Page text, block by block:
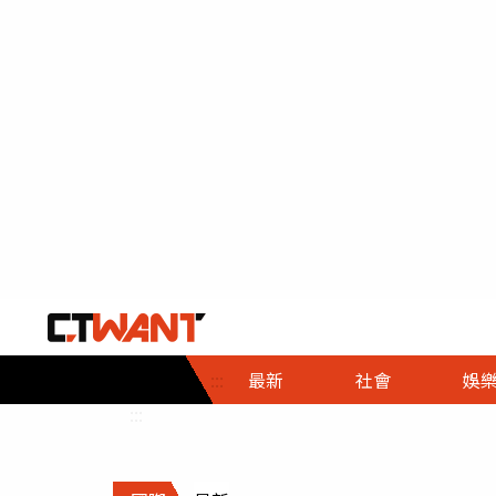
::: 最新 社會
社會首頁
時事
調查
娛樂
娛樂首頁
即時
財經首頁
熱線
政